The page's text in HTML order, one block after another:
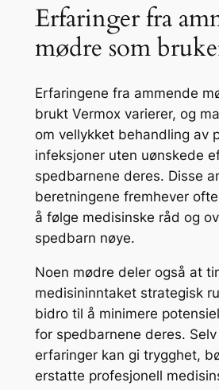
Erfaringer fra
mødre som
Erfaringene fra ammende
brukt Vermox varierer, og
om vellykket behandling av
infeksjoner uten uønskede
spedbarnene deres. Disse
beretningene fremhever
å følge medisinske råd og
spedbarn nøye.
Noen mødre deler også at
medisininntaket strategisk
bidro til å minimere
for spedbarnene deres.
erfaringer kan gi trygghet,
erstatte profesjonell